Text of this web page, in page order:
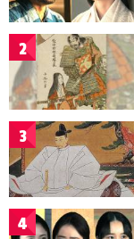
2
3
4